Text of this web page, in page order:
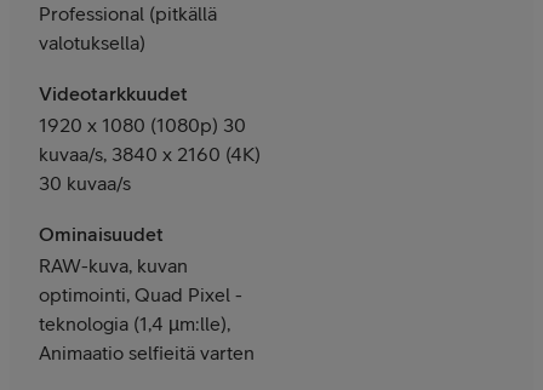
Professional (pitkällä
valotuksella)
Videotarkkuudet
1920 x 1080 (1080p) 30
kuvaa/s, 3840 x 2160 (4K)
30 kuvaa/s
Ominaisuudet
RAW-kuva, kuvan
optimointi, Quad Pixel -
teknologia (1,4 µm:lle),
Animaatio selfieitä varten